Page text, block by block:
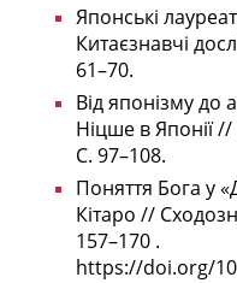
Японські
Китаєзнавчі
61–70.
Від японізму до
Ніцше в Японії //
С. 97–108.
Поняття Бога у
Кітаро //
157–170 .
https://doi.org/